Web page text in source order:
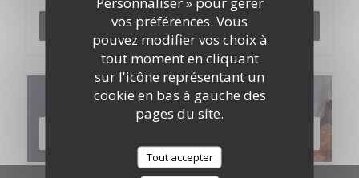
vos préférences. Vous
pouvez modifier vos choix à
tout moment en cliquant
sur l'icône représentant un
cookie en bas à gauche des
pages du site.
Tout accepter
RÉSERVER
Cartes & Menus